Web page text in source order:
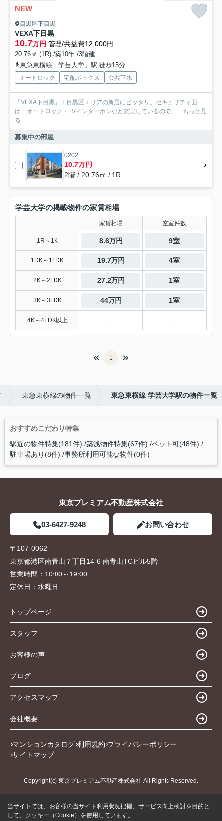
NEW
目黒区下目黒
VEXA下目黒
10.7万円 管理/共益費12,000円
20.76㎡ (1R) /築10年 /3階建
東急東横線「学芸大学」駅 徒歩15分
オートロック 宅配ボックス 公共下水
「VEXA下目黒」：目黒区エリアの新居にピッタリ。セキュリティ面
は、オートロック・TVインターホンなど充実しているので、... もっと見
る
募集中の部屋
0202
10.7万円
2階 / 20.76㎡ / 1R
学芸大学の掲載物件の家賃相場
家賃相場 空室件数
1R～1K 8.6万円 9室
1DK～1LDK 19.7万円 4室
2K～2LDK 27.2万円 1室
3K～3LDK 44万円 1室
4K～4LDK以上 - -
1
東急東横線の物件一覧 東急東横線 学芸大学駅の物件一覧
おすすめこだわり特集
駅近の物件特集(181件) 築浅物件特集(67件) ペット可(48件)
駐車場あり(8件) 事務所利用可能な物件(0件)
東京プレミアム不動産株式会社
03-6427-9248 お問い合わせ
〒107-0062
東京都港区南青山７丁目14-6 南青山TCビル5階
営業時間： 10:00～19:00
定休日： 水曜日
トップページ
スタッフ
お客様の声
ブログ
アクセスマップ
会社概要
マンションカタログ 利用規約 プライバシーポリシー
サイトマップ
Copyright(c) 東京プレミアム不動産株式会社 All Rights Reserved.
当サイトでは、お客様の当サイト利用状況把握、サービス向上検討を目的と
して、クッキー（Cookie）を使用しています。